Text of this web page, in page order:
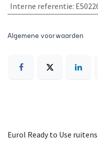
Interne referentie:
Algemene voorwaarden
Eurol Ready to Use